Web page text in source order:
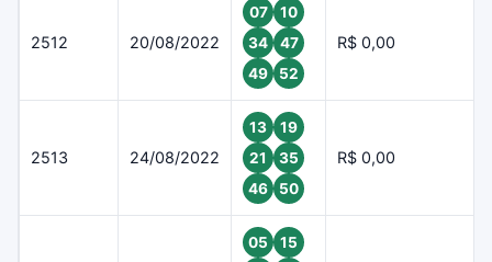
2512 20/08/2022
07
10
34
47
49
52
R$ 0,00
2513 24/08/2022
13
19
21
35
46
50
R$ 0,00
05
15